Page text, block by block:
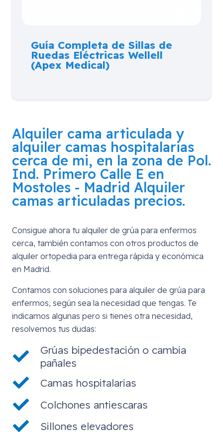
Guía Completa de Sillas de
Ruedas Eléctricas Wellell
(Apex Medical)
Alquiler cama articulada y
alquiler camas hospitalarias
cerca de mi, en la zona de Pol.
Ind. Primero Calle E en
Mostoles - Madrid Alquiler
camas articuladas precios.
Consigue ahora tu alquiler de grúa para enfermos
cerca, también contamos con otros productos de
alquiler ortopedia para entrega rápida y económica
en Madrid.
Contamos con soluciones para alquiler de grúa para
enfermos, según sea la necesidad que tengas. Te
indicamos algunas pero si tienes otra necesidad,
resolvemos tus dudas:
Grúas bipedestación o cambia
pañales
Camas hospitalarias
Colchones antiescaras
Sillones elevadores